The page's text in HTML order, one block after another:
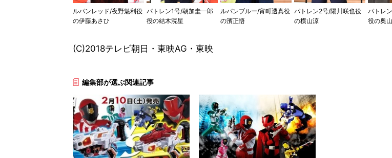
ルパンレッド/夜野魁利役
の伊藤あさひ
パトレン1号/朝加圭一郎
役の結木滉星
ルパンブルー/宵町透真役
の濱正悟
パトレン2号/陽川咲也役
の横山涼
パトレ
役の奥
(C)2018テレビ朝日・東映AG・東映
編集部が選ぶ関連記事